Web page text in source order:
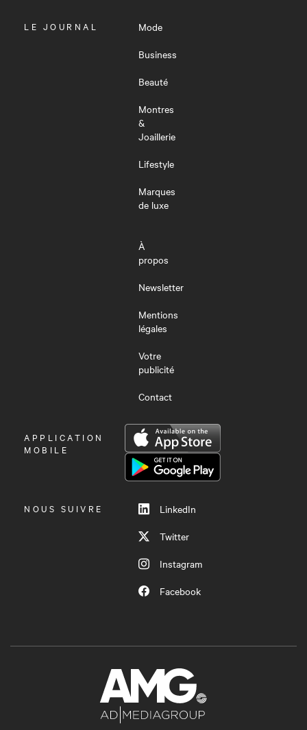
OUVRIR
LE JOURNAL
Mode
Business
Beauté
Montres
&
Joaillerie
Lifestyle
Marques
de luxe
À
propos
Newsletter
Mentions
légales
Votre
publicité
Contact
OUVRIR
LE
APPLICATION
MOBILE
NOUS SUIVRE
LinkedIn
Twitter
Instagram
Facebook